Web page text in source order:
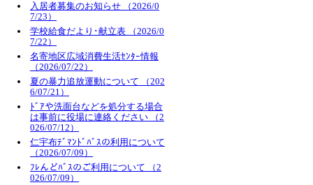
入居者募集のお知らせ （2026/0
7/23）
学校給食だより･献立表 （2026/0
7/22）
名寄地区広域消費生活ｾﾝﾀｰ情報
（2026/07/22）
夏の暴力追放運動について （202
6/07/21）
ﾄﾞｱや洗面台などを処分する場合
は事前に役場に連絡ください （2
026/07/12）
仁宇布ﾃﾞﾏﾝﾄﾞﾊﾞｽの利用について
（2026/07/09）
ﾌﾚんどﾊﾞｽのご利用について （2
026/07/09）